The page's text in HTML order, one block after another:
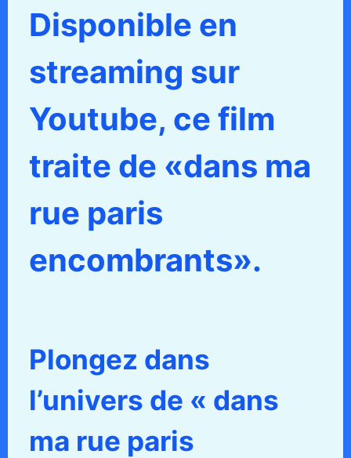
Disponible en
streaming sur
Youtube, ce film
traite de «dans ma
rue paris
encombrants».
Plongez dans
l’univers de « dans
ma rue paris